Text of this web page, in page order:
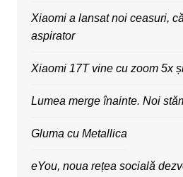
Xiaomi a lansat noi ceasuri,
aspirator
Xiaomi 17T vine cu zoom 5x
Lumea merge înainte. Noi
Gluma cu Metallica
eYou, noua rețea socială